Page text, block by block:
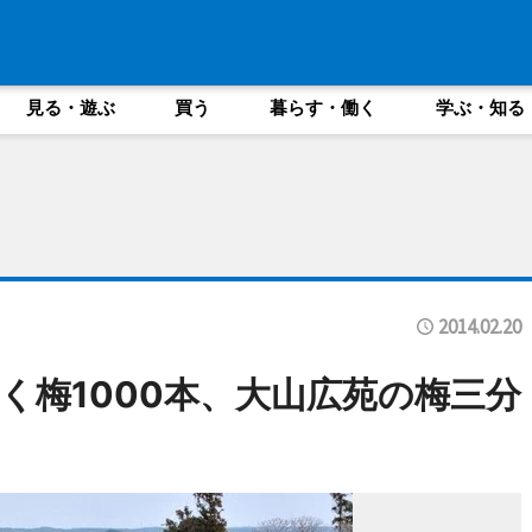
見る・遊ぶ 買う 暮らす・働く 学ぶ・知る
2014.02.20
梅1000本、大山広苑の梅三分